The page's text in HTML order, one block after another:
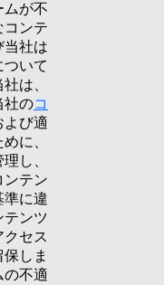
ムが不
コンテ
当社は
いて
は、
社のコ
よび適
に、
し、
ンテン
準に違
テンツ
セス
しま
の不適